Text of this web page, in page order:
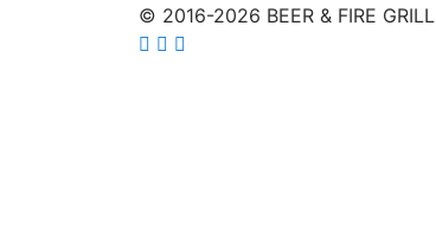
© 2016-2026 BEER & FIRE GRILL